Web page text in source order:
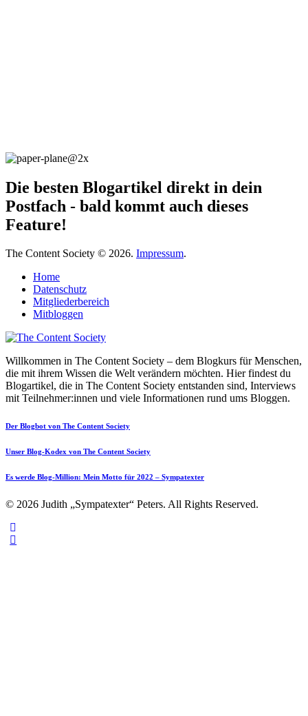
Die besten Blogartikel direkt in dein
Postfach - bald kommt auch dieses
Feature!
The Content Society © 2026. Impressum.
Home
Datenschutz
Mitgliederbereich
Mitbloggen
Willkommen in The Content Society – dem Blogkurs für Menschen,
die mit ihrem Wissen die Welt verändern möchten. Hier findest du
Blogartikel, die in The Content Society entstanden sind, Interviews
mit Teilnehmer:innen und viele Informationen rund ums Bloggen.
Der Blogbot von The Content Society
Unser Blog-Kodex von The Content Society
Es werde Blog-Million: Mein Motto für 2022 – Sympatexter
© 2026 Judith „Sympatexter“ Peters. All Rights Reserved.